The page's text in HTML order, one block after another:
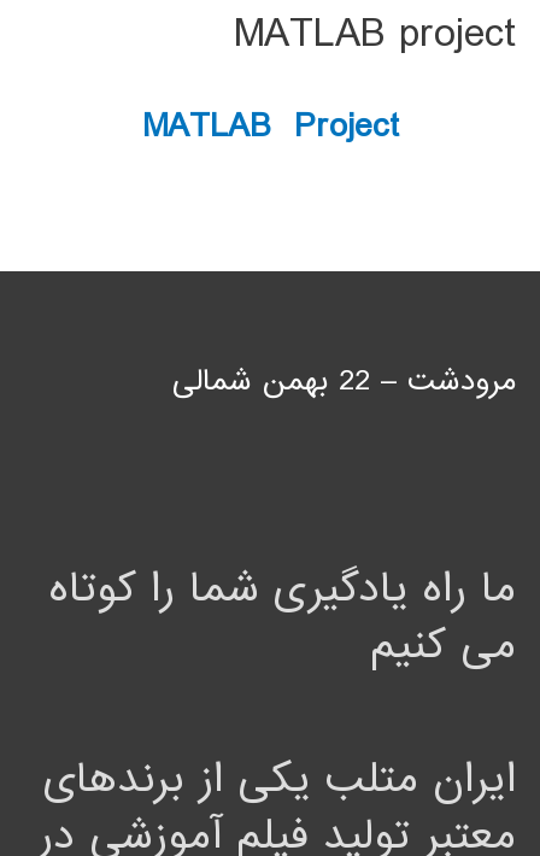
MATLAB project
MATLAB Project
مرودشت – 22 بهمن شمالی
ما راه یادگیری شما را کوتاه
می کنیم
ایران متلب یکی از برندهای
معتبر تولید فیلم آموزشی در